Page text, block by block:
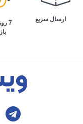
ارسال سریع
7